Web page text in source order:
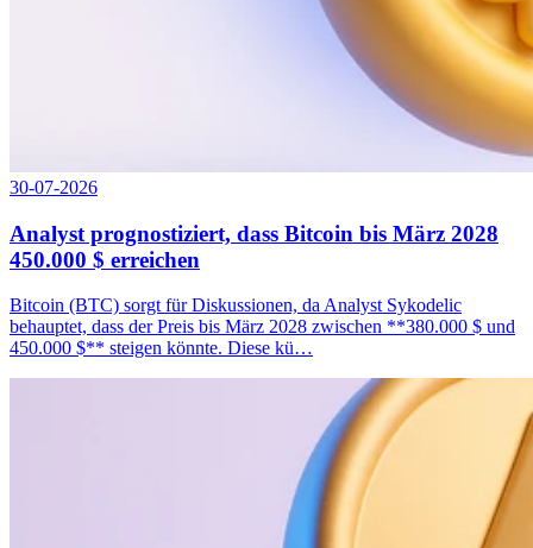
30-07-2026
Analyst prognostiziert, dass Bitcoin bis März 2028
450.000 $ erreichen
Bitcoin (BTC) sorgt für Diskussionen, da Analyst Sykodelic
behauptet, dass der Preis bis März 2028 zwischen **380.000 $ und
450.000 $** steigen könnte. Diese kü…